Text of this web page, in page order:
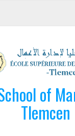
of
Tlemcen